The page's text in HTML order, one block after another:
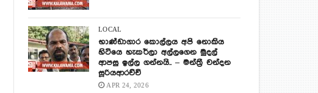
LOCAL
භාණ්ඩාගාර කොල්ලය අපි නොකිය
හිටියෙ හැකර්ලා අල්ලගෙන මුදල්
ආපසු ඉල්ල ගන්නයි.. – මන්ත්‍රී චන්දන
සූරියආරච්චි
APR 24, 2026